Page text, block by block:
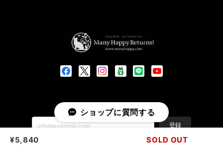
メールマガジンを受け取る
登録
¥5,840 SOLD OUT
ショップに質問する